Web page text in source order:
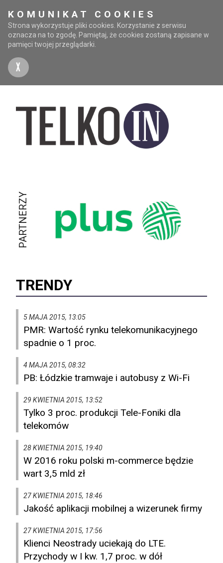
KOMUNIKAT COOKIES
Strona wykorzystuje pliki cookies. Korzystanie z serwisu
oznacza na to zgodę. Pamiętaj, że cookies zostaną zapisane w
pamięci twojej przeglądarki.
X
PARTNERZY
TRENDY
5 MAJA 2015, 13:05
PMR: Wartość rynku telekomunikacyjnego
spadnie o 1 proc.
4 MAJA 2015, 08:32
PB: Łódzkie tramwaje i autobusy z Wi-Fi
29 KWIETNIA 2015, 13:52
Tylko 3 proc. produkcji Tele-Foniki dla
telekomów
28 KWIETNIA 2015, 19:40
W 2016 roku polski m-commerce będzie
wart 3,5 mld zł
27 KWIETNIA 2015, 18:46
Jakość aplikacji mobilnej a wizerunek firmy
27 KWIETNIA 2015, 17:56
Klienci Neostrady uciekają do LTE.
Przychody w I kw. 1,7 proc. w dół